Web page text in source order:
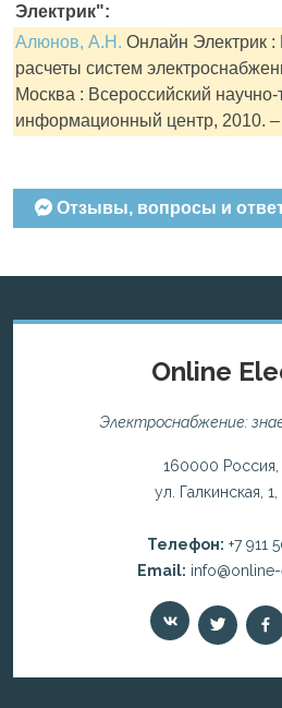
Электрик":
Алюнов, А.Н. Онлайн Электрик
расчеты систем
Москва : Всероссийский научно-
информационный центр, 2010.
Отзывы, вопросы и
Online
Электроснабжение:
160000 Россия,
ул. Галкинская,
Телефон: +7 911
Email: